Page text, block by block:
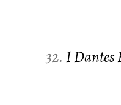
32. I Dantes